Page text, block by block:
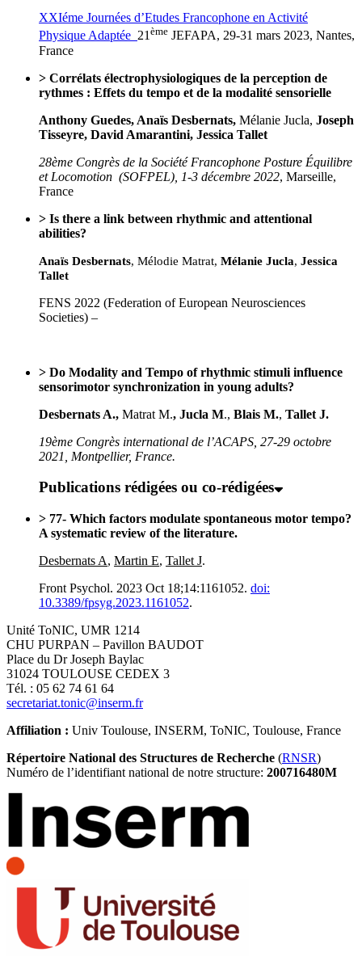
XXIéme Journées d’Etudes Francophone en Activité
Physique Adaptée 21ème JEFAPA, 29-31 mars 2023, Nantes,
France
> Corrélats électrophysiologiques de la perception de
rythmes : Effets du tempo et de la modalité sensorielle
Anthony Guedes, Anaïs Desbernats, Mélanie Jucla, Joseph
Tisseyre, David Amarantini, Jessica Tallet
28ème Congrès de la Société Francophone Posture Équilibre
et Locomotion (SOFPEL), 1-3 décembre 2022, Marseille,
France
> Is there a link between rhythmic and attentional
abilities?
Anaïs Desbernats, Mélodie Matrat, Mélanie Jucla, Jessica
Tallet
FENS 2022 (Federation of European Neurosciences
Societies) –
> Do Modality and Tempo of rhythmic stimuli influence
sensorimotor synchronization in young adults?
Desbernats A., Matrat M., Jucla M., Blais M., Tallet J.
19ème Congrès international de l’ACAPS, 27-29 octobre
2021, Montpellier, France.
Publications rédigées ou co-rédigées
> 77- Which factors modulate spontaneous motor tempo?
A systematic review of the literature.
Desbernats A, Martin E, Tallet J.
Front Psychol. 2023 Oct 18;14:1161052. doi:
10.3389/fpsyg.2023.1161052.
Unité ToNIC, UMR 1214
CHU PURPAN – Pavillon BAUDOT
Place du Dr Joseph Baylac
31024 TOULOUSE CEDEX 3
Tél. : 05 62 74 61 64
secretariat.tonic@inserm.fr
Affiliation : Univ Toulouse, INSERM, ToNIC, Toulouse, France
Répertoire National des Structures de Recherche (RNSR)
Numéro de l’identifiant national de notre structure: 200716480M